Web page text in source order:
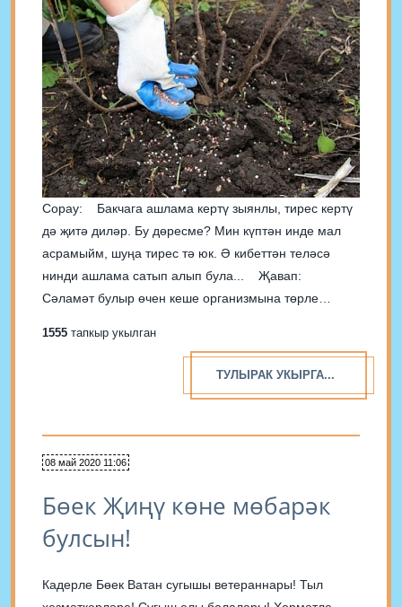
Сорау: Бакчага ашлама кертү зыянлы, тирес кертү
дә җитә диләр. Бу дөресме? Мин күптән инде мал
асрамыйм, шуңа тирес тә юк. Ә кибеттән теләсә
нинди ашлама сатып алып була... Җавап:
Сәламәт булыр өчен кеше организмына төрле
җимеш агачларына һәм куакларга, яшелчәләргә
1555 тапкыр укылган
ТУЛЫРАК УКЫРГА...
08 май 2020 11:06
Бөек Җиңү көне мөбарәк
булсын!
Кадерле Бөек Ватан сугышы ветераннары! Тыл